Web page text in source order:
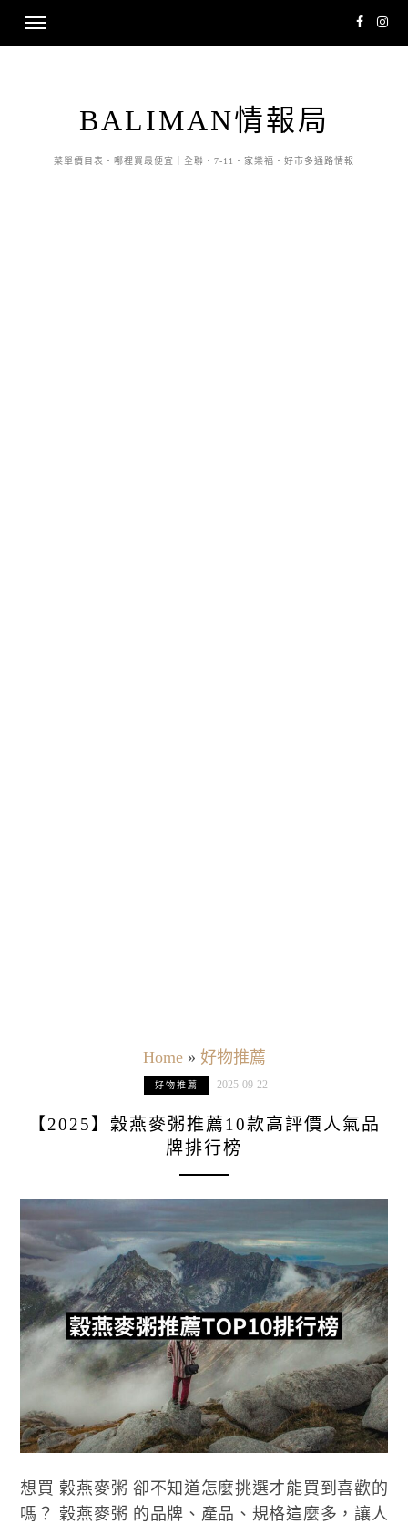
BALIMAN情報局
菜單價目表・哪裡買最便宜｜全聯・7-11・家樂福・好市多通路情報
Home» 好物推薦
好物推薦 2025-09-22
【2025】穀燕麥粥推薦10款高評價人氣品
牌排行榜
想買 穀燕麥粥 卻不知道怎麼挑選才能買到喜歡的
嗎？ 穀燕麥粥 的品牌、產品、規格這麼多，讓人